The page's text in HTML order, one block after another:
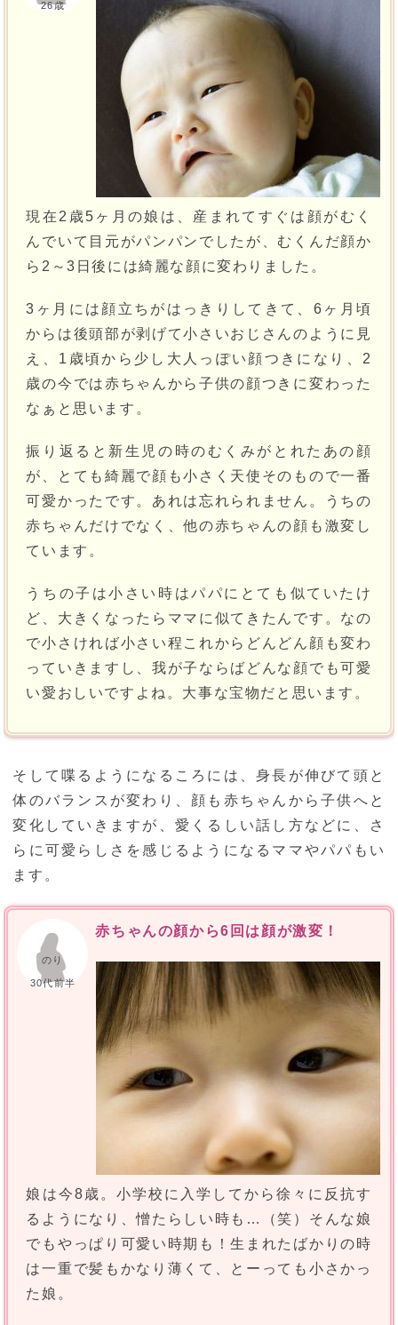
26歳
現在2歳5ヶ月の娘は、産まれてすぐは顔がむく
んでいて目元がパンパンでしたが、むくんだ顔か
ら2～3日後には綺麗な顔に変わりました。
3ヶ月には顔立ちがはっきりしてきて、6ヶ月頃
からは後頭部が剥げて小さいおじさんのように見
え、1歳頃から少し大人っぽい顔つきになり、2
歳の今では赤ちゃんから子供の顔つきに変わった
なぁと思います。
振り返ると新生児の時のむくみがとれたあの顔
が、とても綺麗で顔も小さく天使そのもので一番
可愛かったです。あれは忘れられません。うちの
赤ちゃんだけでなく、他の赤ちゃんの顔も激変し
ています。
うちの子は小さい時はパパにとても似ていたけ
ど、大きくなったらママに似てきたんです。なの
で小さければ小さい程これからどんどん顔も変わ
っていきますし、我が子ならばどんな顔でも可愛
い愛おしいですよね。大事な宝物だと思います。
そして喋るようになるころには、身長が伸びて頭と
体のバランスが変わり、顔も赤ちゃんから子供へと
変化していきますが、愛くるしい話し方などに、さ
らに可愛らしさを感じるようになるママやパパもい
ます。
のり
30代前半
赤ちゃんの顔から6回は顔が激変！
娘は今8歳。小学校に入学してから徐々に反抗す
るようになり、憎たらしい時も…（笑）そんな娘
でもやっぱり可愛い時期も！生まれたばかりの時
は一重で髪もかなり薄くて、とーっても小さかっ
た娘。